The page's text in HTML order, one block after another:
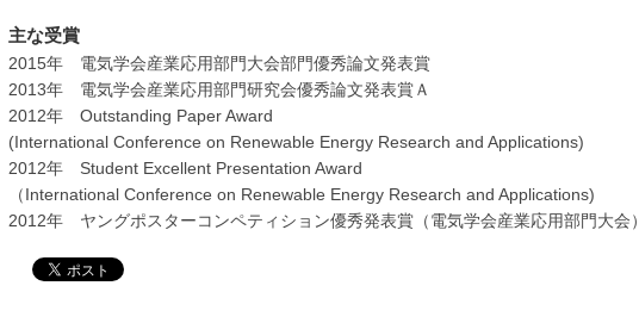
主な受賞
2015年 電気学会産業応用部門大会部門優秀論文発表賞
2013年 電気学会産業応用部門研究会優秀論文発表賞Ａ
2012年 Outstanding Paper Award
(International Conference on Renewable Energy Research and Applications)
2012年 Student Excellent Presentation Award
（International Conference on Renewable Energy Research and Applications)
2012年 ヤングポスターコンペティション優秀発表賞（電気学会産業応用部門大会）